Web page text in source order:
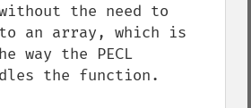
the need to
an array, which is
way the PECL
the function.